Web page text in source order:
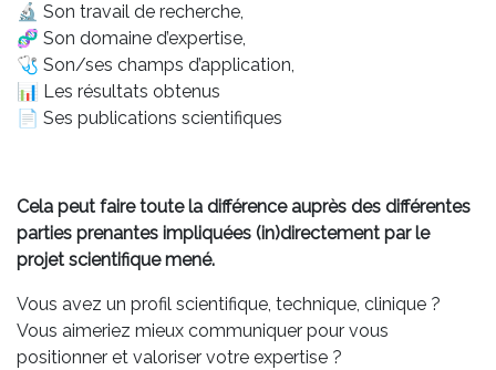
🔬 Son travail de recherche,
🧬 Son domaine d’expertise,
🩺 Son/ses champs d’application,
📊 Les résultats obtenus
📄 Ses publications scientifiques
Cela peut faire toute la différence auprès des différentes
parties prenantes impliquées (in)directement par le
projet scientifique mené.
Vous avez un profil scientifique, technique, clinique ?
Vous aimeriez mieux communiquer pour vous
positionner et valoriser votre expertise ?